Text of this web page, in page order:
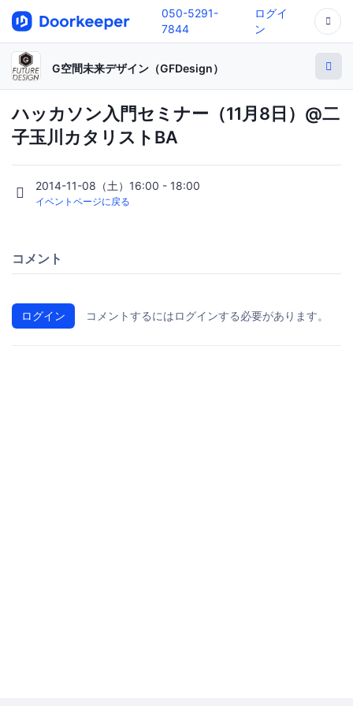
050-5291-
7844
ログイ
ン
G空間未来デザイン（GFDesign）
ハッカソン入門セミナー（11月8日）@二
子玉川カタリストBA
2014-11-08（土）16:00 - 18:00
イベントページに戻る
コメント
ログイン コメントするにはログインする必要があります。